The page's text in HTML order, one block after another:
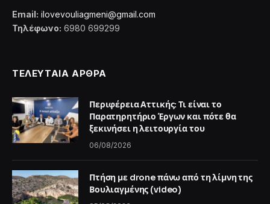
Email: ilovevouliagmeni@gmail.com
Τηλέφωνο: 6980 699299
ΤΕΛΕΥΤΑΙΑ ΑΡΘΡΑ
Περιφέρεια Αττικής: Τι είναι το
Παρατηρητήριο Έργων και πότε θα
ξεκινήσει η λειτουργία του
06/08/2026
Πτήση με drone πάνω από τη λίμνη της
Βουλιαγμένης (video)